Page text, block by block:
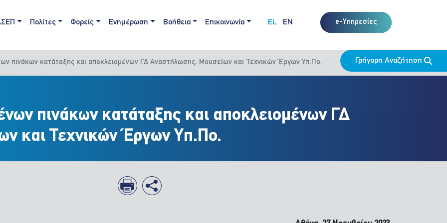
navigation
Πολίτες Φορείς Ενημέρωση Βοήθεια Επικοινωνία EL EN e-Υπηρεσίες
πινάκων κατάταξης και αποκλειομένων ΓΔ Αναστήλωσης, Μουσείων και Τεχνικών Έργων Υπ.Πο. Γρήγορη Αναζήτηση
πινάκων κατάταξης και αποκλειομένων ΓΔ
και Τεχνικών Έργων Υπ.Πο.